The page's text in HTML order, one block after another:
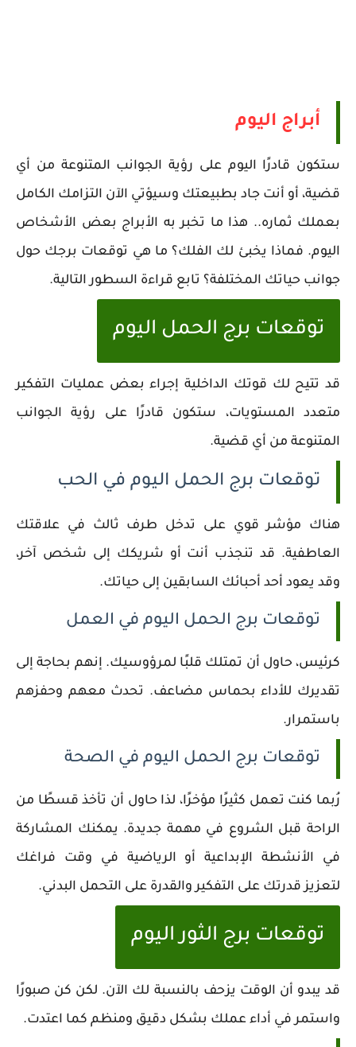
أبراج اليوم
ستكون قادرًا اليوم على رؤية الجوانب المتنوعة من أي
قضية، أو أنت جاد بطبيعتك وسيؤتي الآن التزامك الكامل
بعملك ثماره.. هذا ما تخبر به الأبراج بعض الأشخاص
اليوم. فماذا يخبئ لك الفلك؟ ما هي توقعات برجك حول
جوانب حياتك المختلفة؟ تابع قراءة السطور التالية.
توقعات برج الحمل اليوم
قد تتيح لك قوتك الداخلية إجراء بعض عمليات التفكير
متعدد المستويات، ستكون قادرًا على رؤية الجوانب
المتنوعة من أي قضية.
توقعات برج الحمل اليوم في الحب
هناك مؤشر قوي على تدخل طرف ثالث في علاقتك
العاطفية. قد تنجذب أنت أو شريكك إلى شخص آخر،
وقد يعود أحد أحبائك السابقين إلى حياتك.
توقعات برج الحمل اليوم في العمل
كرئيس، حاول أن تمتلك قلبًا لمرؤوسيك. إنهم بحاجة إلى
تقديرك للأداء بحماس مضاعف. تحدث معهم وحفزهم
باستمرار.
توقعات برج الحمل اليوم في الصحة
رُبما كنت تعمل كثيرًا مؤخرًا، لذا حاول أن تأخذ قسطًا من
الراحة قبل الشروع في مهمة جديدة. يمكنك المشاركة
في الأنشطة الإبداعية أو الرياضية في وقت فراغك
لتعزيز قدرتك على التفكير والقدرة على التحمل البدني.
توقعات برج الثور اليوم
قد يبدو أن الوقت يزحف بالنسبة لك الآن. لكن كن صبورًا
واستمر في أداء عملك بشكل دقيق ومنظم كما اعتدت.